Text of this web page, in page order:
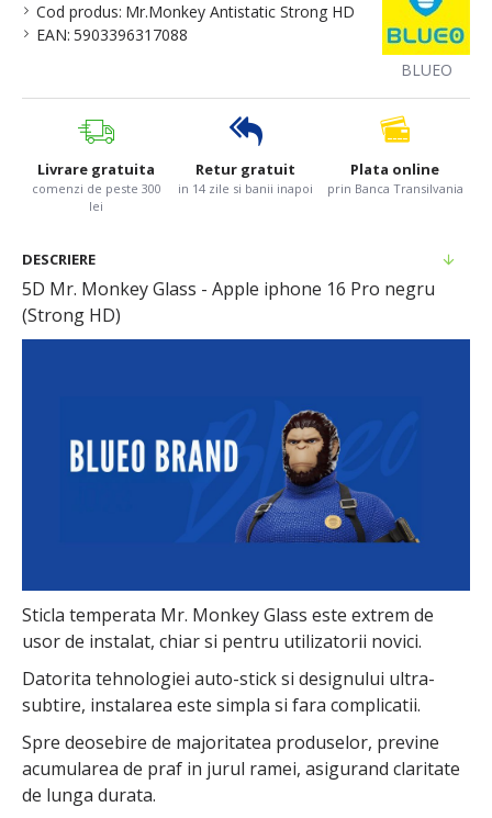
Cod produs: Mr.Monkey Antistatic Strong HD
EAN: 5903396317088
BLUEO
Livrare gratuita
comenzi de peste 300
lei
Retur gratuit
in 14 zile si banii inapoi
Plata online
prin Banca Transilvania
DESCRIERE
5D Mr. Monkey Glass - Apple iphone 16 Pro negru
(Strong HD)
Sticla temperata Mr. Monkey Glass este extrem de
usor de instalat, chiar si pentru utilizatorii novici.
Datorita tehnologiei auto-stick si designului ultra-
subtire, instalarea este simpla si fara complicatii.
Spre deosebire de majoritatea produselor, previne
acumularea de praf in jurul ramei, asigurand claritate
de lunga durata.